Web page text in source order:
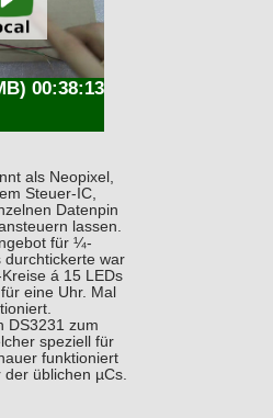
00:38:13
als Neopixel,
Steuer-IC,
Datenpin
lassen.
für ¼-
durchtickerte war
á 15 LEDs
eine Uhr. Mal
DS3231 zum
speziell für
funktioniert
üblichen µCs.